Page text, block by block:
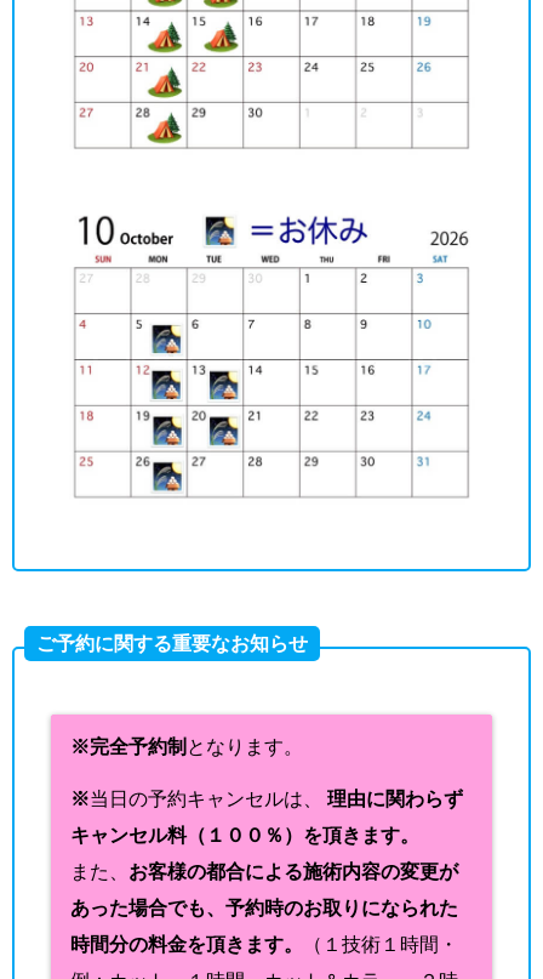
ご予約に関する重要なお知らせ
※完全予約制 となります。
※当日の予約キャンセルは、 理由に関わらず
キャンセル料（１００％）を頂きます。
また、 お客様の都合による施術内容の変更が
あった場合でも、予約時のお取りになられた
時間分の料金を頂きます。
（１技術１時間・